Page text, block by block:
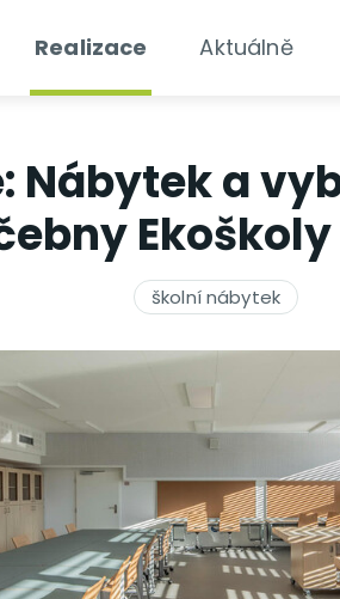
Realizace Aktuálně
Nábytek a
školní nábytek